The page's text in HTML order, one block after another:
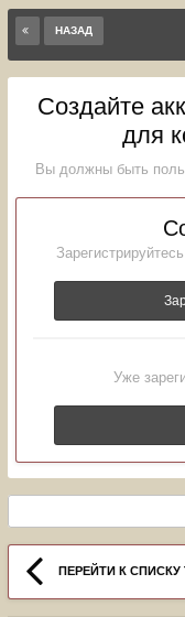
НАЗАД
Создайте
для
Вы должны быть
Уже
ПЕРЕЙТИ К СПИСКУ